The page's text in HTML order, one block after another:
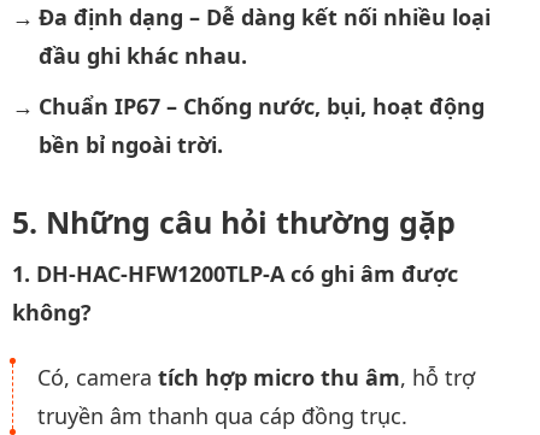
Đa định dạng – Dễ dàng kết nối nhiều loại
đầu ghi khác nhau.
Chuẩn IP67 – Chống nước, bụi, hoạt động
bền bỉ ngoài trời.
Những câu hỏi thường gặp
1. DH-HAC-HFW1200TLP-A có ghi âm được
không?
Có, camera tích hợp micro thu âm, hỗ trợ
truyền âm thanh qua cáp đồng trục.